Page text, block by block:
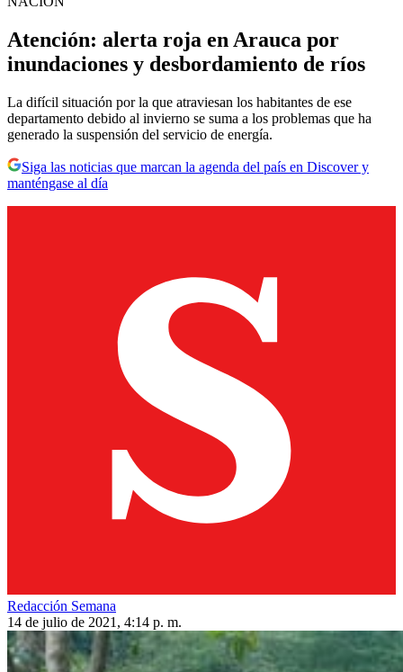
Atención: alerta roja en Arauca por
inundaciones y desbordamiento de ríos
La difícil situación por la que atraviesan los habitantes de ese
departamento debido al invierno se suma a los problemas que ha
generado la suspensión del servicio de energía.
Siga las noticias que marcan la agenda del país en Discover y
manténgase al día
Redacción Semana
14 de julio de 2021, 4:14 p. m.